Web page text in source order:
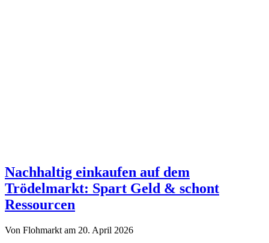
Nachhaltig einkaufen auf dem
Trödelmarkt: Spart Geld & schont
Ressourcen
Von Flohmarkt am 20. April 2026